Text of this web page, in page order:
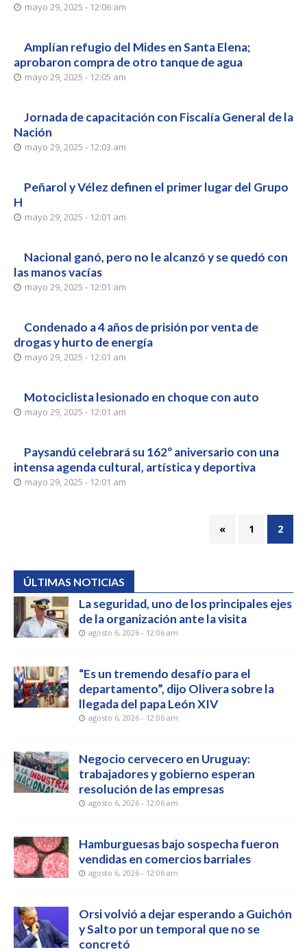
mayo 29, 2025 - 12:06 am
Amplían refugio del Mides en Santa Elena;
aprobaron compra de otro tanque de agua
mayo 29, 2025 - 12:05 am
Jornada de capacitación con Fiscalía General de la
Nación
mayo 29, 2025 - 12:03 am
Peñarol y Vélez definen el primer lugar del Grupo
H
mayo 29, 2025 - 12:01 am
Nacional ganó, pero no le alcanzó y se quedó con
las manos vacías
mayo 29, 2025 - 12:01 am
Condenado a 4 años de prisión por venta de
drogas y hurto de energía
mayo 29, 2025 - 12:01 am
Motociclista lesionado en choque con auto
mayo 29, 2025 - 12:01 am
Paysandú celebrará su 162º aniversario con una
intensa agenda cultural, artística y deportiva
mayo 29, 2025 - 12:01 am
« 1 2
ÚLTIMAS NOTICIAS
La seguridad, uno de los principales ejes
de la organización ante la visita
agosto 6, 2026 - 12:06 am
“Es un tremendo desafío para el
departamento”, dijo Olivera sobre la
llegada del papa León XIV
agosto 6, 2026 - 12:06 am
Negocio cervecero en Uruguay:
trabajadores y gobierno esperan
resolución de las empresas
agosto 6, 2026 - 12:06 am
Hamburguesas bajo sospecha fueron
vendidas en comercios barriales
agosto 6, 2026 - 12:06 am
Orsi volvió a dejar esperando a Guichón
y Salto por un temporal que no se
concretó